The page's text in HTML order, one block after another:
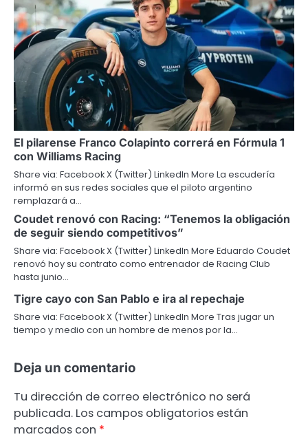
El pilarense Franco Colapinto correrá en Fórmula 1
con Williams Racing
Share via: Facebook X (Twitter) LinkedIn More La escudería
informó en sus redes sociales que el piloto argentino
remplazará a…
Coudet renovó con Racing: “Tenemos la obligación
de seguir siendo competitivos”
Share via: Facebook X (Twitter) LinkedIn More Eduardo Coudet
renovó hoy su contrato como entrenador de Racing Club
hasta junio…
Tigre cayo con San Pablo e ira al repechaje
Share via: Facebook X (Twitter) LinkedIn More Tras jugar un
tiempo y medio con un hombre de menos por la…
Deja un comentario
Tu dirección de correo electrónico no será
publicada. Los campos obligatorios están
marcados con *